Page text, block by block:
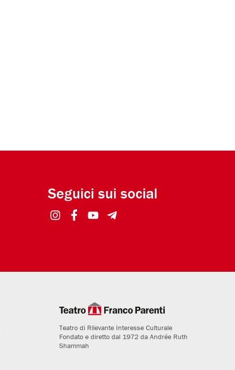
Seguici sui social
Teatro di Rilevante Interesse Culturale
Fondato e diretto dal 1972 da Andrée Ruth
Shammah